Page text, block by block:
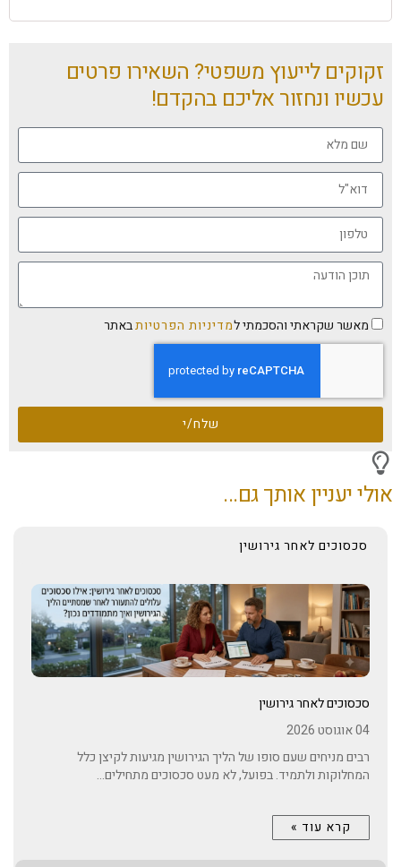
זקוקים לייעוץ משפטי? השאירו פרטים
עכשיו ונחזור אליכם בהקדם!
מאשר שקראתי והסכמתי למדיניות הפרטיותבאתר
שלח/י
אולי יעניין אותך גם...
סכסוכים לאחר גירושין
סכסוכים לאחר גירושין
04 אוגוסט 2026
רבים מניחים שעם סופו של הליך הגירושין מגיעות לקיצן כלל
המחלוקות ולתמיד. בפועל, לא מעט סכסוכים מתחילים...
קרא עוד »